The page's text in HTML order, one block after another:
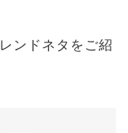
ンドネタをご紹